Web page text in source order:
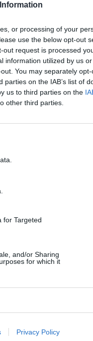
or processing of your
use the below opt-out
request is processed
information utilized by us
You may separately
on the IAB’s list of
us to third parties on the
other third parties.
for Targeted
and/or Sharing
for which it
Privacy Policy
Τα υποχρεωτικά πεδία